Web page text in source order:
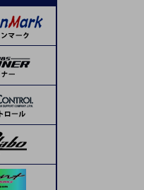
ト
ン
ズ
ーク
イズ
ル
ァイターズ
トロール
ー